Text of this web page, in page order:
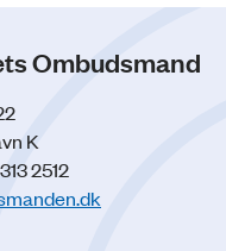
Ombudsmand
K
2512